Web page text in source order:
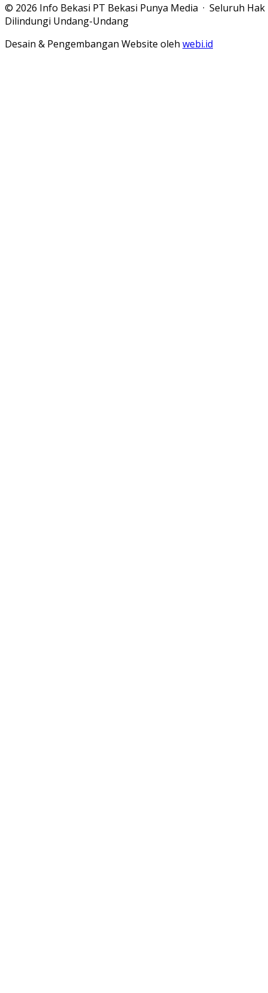
© 2026 Info Bekasi PT Bekasi Punya Media · Seluruh Hak
Dilindungi Undang-Undang
Desain & Pengembangan Website oleh webi.id